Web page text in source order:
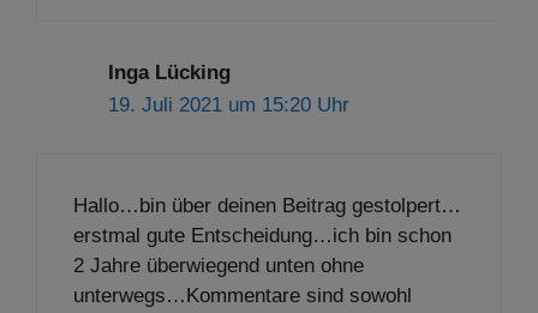
Inga Lücking
19. Juli 2021 um 15:20 Uhr
Hallo…bin über deinen Beitrag gestolpert…
erstmal gute Entscheidung…ich bin schon
2 Jahre überwiegend unten ohne
unterwegs…Kommentare sind sowohl